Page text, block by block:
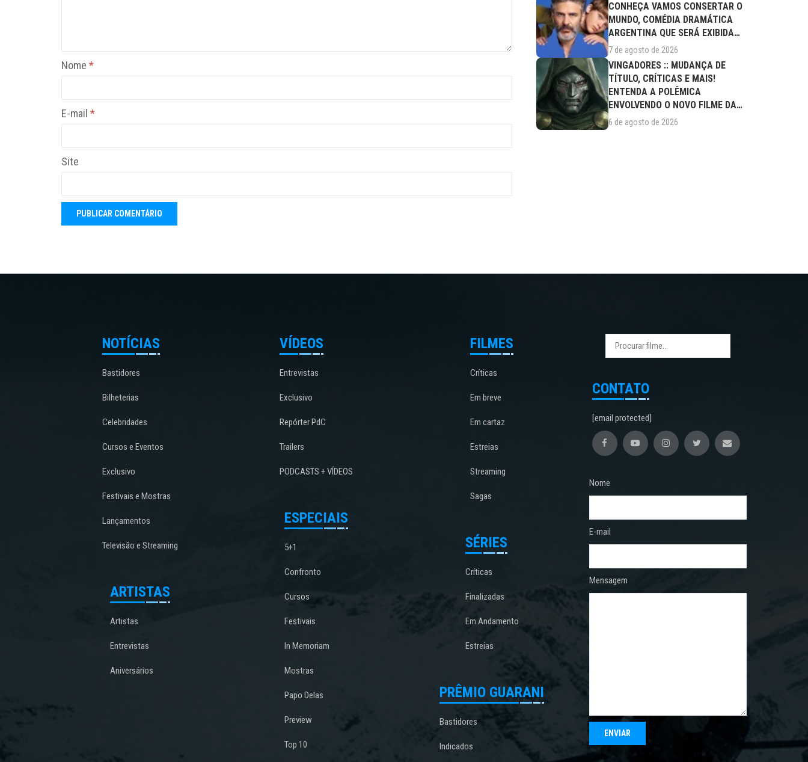
Nome *
E-mail *
Site
CONHEÇA VAMOS CONSERTAR O
MUNDO, COMÉDIA DRAMÁTICA
ARGENTINA QUE SERÁ EXIBIDA
NESTA SEXTA (07/08)
7 de agosto de 2026
VINGADORES :: MUDANÇA DE
TÍTULO, CRÍTICAS E MAIS!
ENTENDA A POLÊMICA
ENVOLVENDO O NOVO FILME DA
MARVEL
6 de agosto de 2026
NOTÍCIAS
Bastidores
Bilheterias
Celebridades
Cursos e Eventos
Exclusivo
Festivais e Mostras
Lançamentos
Televisão e Streaming
ARTISTAS
Artistas
Entrevistas
Aniversários
VÍDEOS
Entrevistas
Exclusivo
Repórter PdC
Trailers
PODCASTS + VÍDEOS
ESPECIAIS
5+1
Confronto
Cursos
Festivais
In Memoriam
Mostras
Papo Delas
Preview
Top 10
FILMES
Críticas
Em breve
Em cartaz
Estreias
Streaming
Sagas
SÉRIES
Críticas
Finalizadas
Em Andamento
Estreias
PRÊMIO GUARANI
Bastidores
Indicados
CONTATO
[email protected]
Nome
E-mail
Mensagem